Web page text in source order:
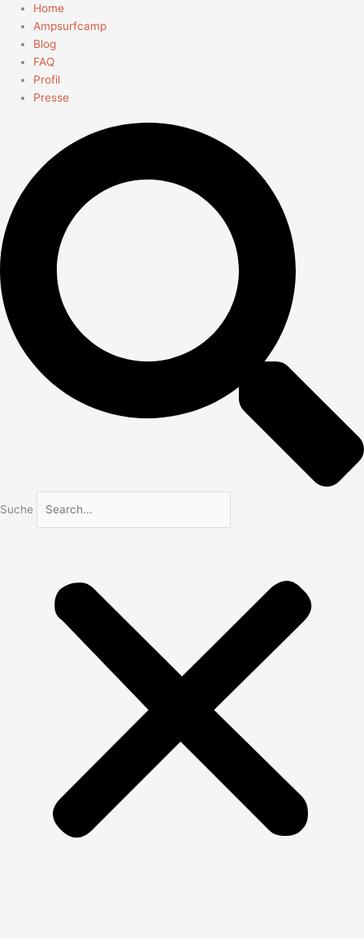
Home
Ampsurfcamp
Blog
FAQ
Profil
Presse
Suche